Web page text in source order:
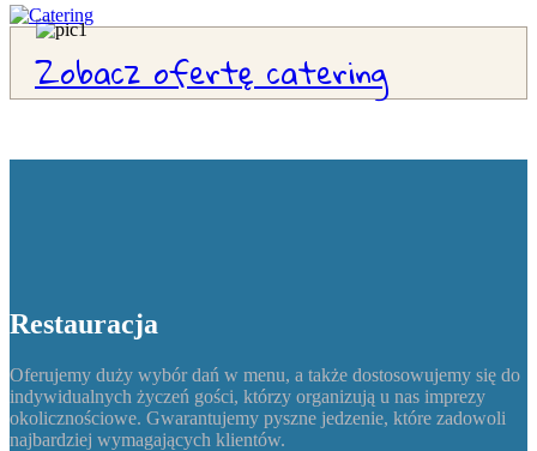
Zobacz ofertę catering
Restauracja
Oferujemy duży wybór dań w menu, a także dostosowujemy się do
indywidualnych życzeń gości, którzy organizują u nas imprezy
okolicznościowe. Gwarantujemy pyszne jedzenie, które zadowoli
najbardziej wymagających klientów.